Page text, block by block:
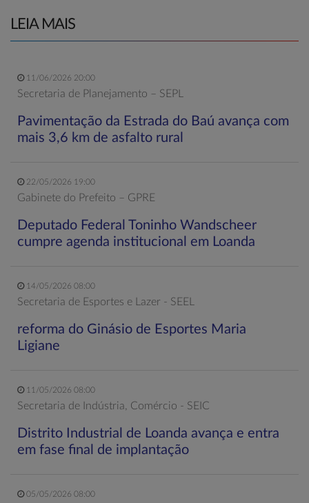
LEIA MAIS
11/06/2026 20:00
Secretaria de Planejamento – SEPL
Pavimentação da Estrada do Baú avança com
mais 3,6 km de asfalto rural
22/05/2026 19:00
Gabinete do Prefeito – GPRE
Deputado Federal Toninho Wandscheer
cumpre agenda institucional em Loanda
14/05/2026 08:00
Secretaria de Esportes e Lazer - SEEL
reforma do Ginásio de Esportes Maria
Ligiane
11/05/2026 08:00
Secretaria de Indústria, Comércio - SEIC
Distrito Industrial de Loanda avança e entra
em fase final de implantação
05/05/2026 08:00